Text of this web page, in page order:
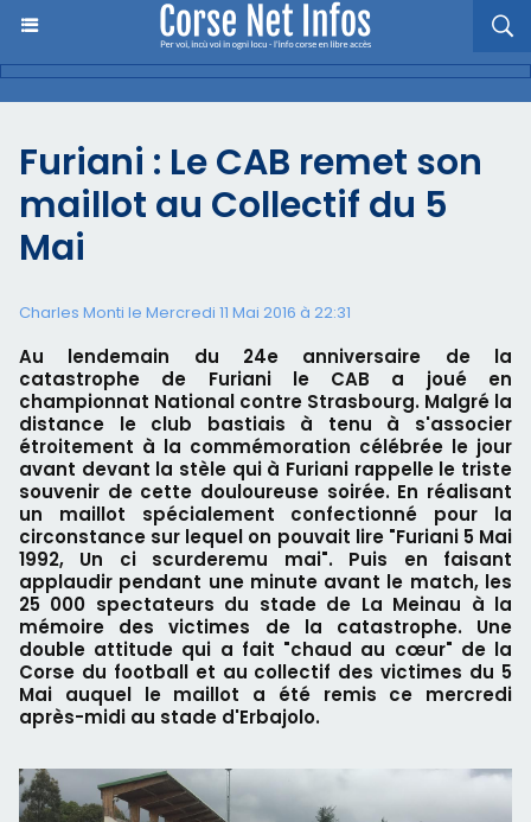
Furiani : Le CAB remet son
maillot au Collectif du 5
Mai
Charles Monti le Mercredi 11 Mai 2016 à 22:31
Au lendemain du 24e anniversaire de la
catastrophe de Furiani le CAB a joué en
championnat National contre Strasbourg. Malgré la
distance le club bastiais à tenu à s'associer
étroitement à la commémoration célébrée le jour
avant devant la stèle qui à Furiani rappelle le triste
souvenir de cette douloureuse soirée. En réalisant
un maillot spécialement confectionné pour la
circonstance sur lequel on pouvait lire "Furiani 5 Mai
1992, Un ci scurderemu mai". Puis en faisant
applaudir pendant une minute avant le match, les
25 000 spectateurs du stade de La Meinau à la
mémoire des victimes de la catastrophe. Une
double attitude qui a fait "chaud au cœur" de la
Corse du football et au collectif des victimes du 5
Mai auquel le maillot a été remis ce mercredi
après-midi au stade d'Erbajolo.